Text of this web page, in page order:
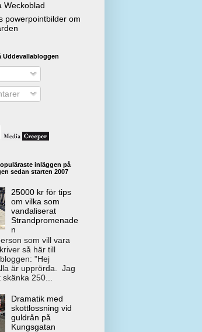
Weckoblad
powerpointbilder om
Uddevallabloggen
inläggen på
sedan starten 2007
25000 kr för tips
om vilka som
vandaliserat
Strandpromenade
n
som vill vara
så här till
"Hej
är upprörda. Jag
skänka 250...
Dramatik med
skottlossning vid
guldrån på
Kungsgatan